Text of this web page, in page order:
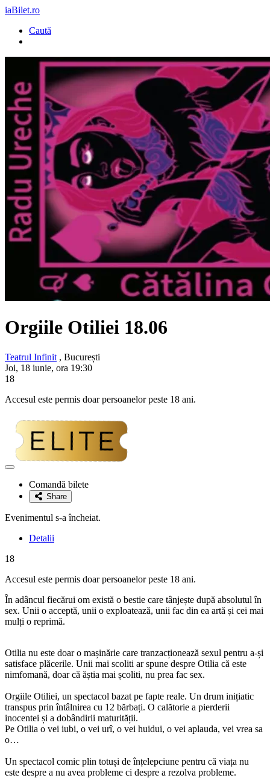
iaBilet.ro
Caută
Orgiile Otiliei 18.06
Teatrul Infinit , București
Joi, 18 iunie, ora 19:30
18
Accesul este permis doar persoanelor peste 18 ani.
Adaugă
favoriteComandă bilete
Share
Evenimentul s-a încheiat.
Detalii
18
Accesul este permis doar persoanelor peste 18 ani.
În adâncul fiecărui om există o bestie care tânjește după absolutul în
sex. Unii o acceptă, unii o exploatează, unii fac din ea artă și cei mai
mulți o reprimă.
Otilia nu este doar o mașinărie care tranzacționează sexul pentru a-și
satisface plăcerile. Unii mai scoliti ar spune despre Otilia că este
nimfomană, doar că ăștia mai școliti, nu prea fac sex.
Orgiile Otiliei, un spectacol bazat pe fapte reale. Un drum inițiatic
transpus prin întâlnirea cu 12 bărbați. O calătorie a pierderii
inocentei și a dobândirii maturității.
Pe Otilia o vei iubi, o vei urî, o vei huidui, o vei aplauda, vei vrea sa
o…
Un spectacol comic plin totuși de înțelepciune pentru că viața nu
este despre a nu avea probleme ci despre a rezolva probleme.